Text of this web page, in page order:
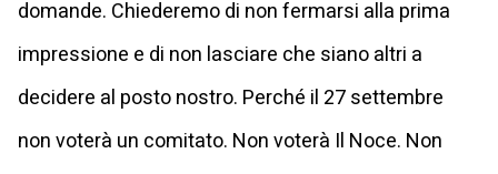
domande. Chiederemo di non fermarsi alla prima
impressione e di non lasciare che siano altri a
decidere al posto nostro. Perché il 27 settembre
non voterà un comitato. Non voterà Il Noce. Non